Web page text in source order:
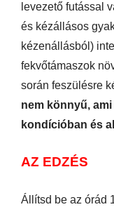
levezető futással
és kézállásos
kézenállásból)
fekvőtámaszok
során feszülésre
nem könnyű,
kondícióban és
AZ EDZÉS
Állítsd be az órád